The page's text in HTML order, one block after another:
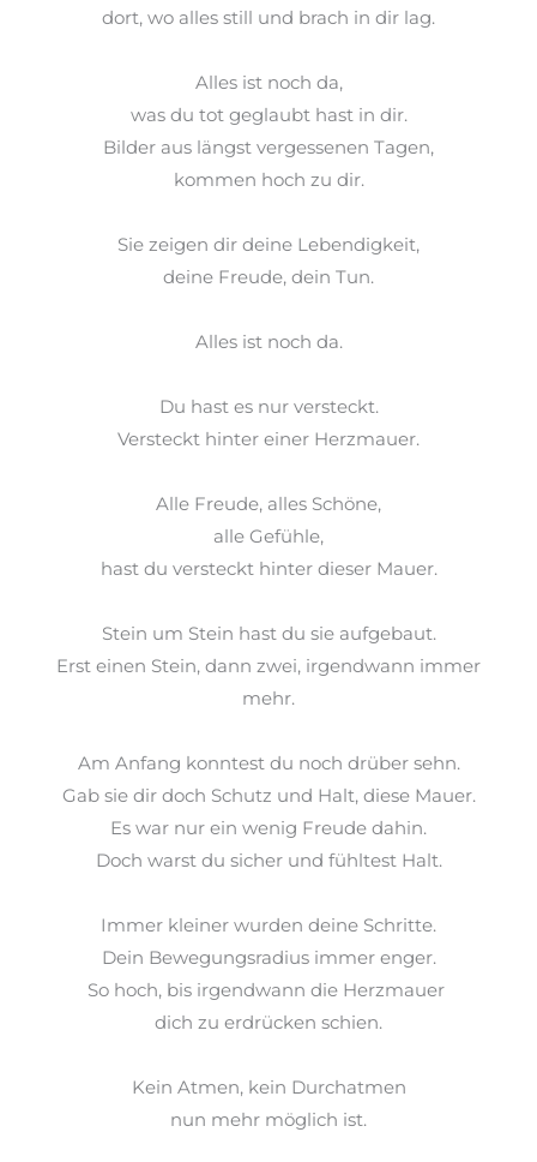
dort, wo alles still und brach in dir lag.
Alles ist noch da,
was du tot geglaubt hast in dir.
Bilder aus längst vergessenen Tagen,
kommen hoch zu dir.
Sie zeigen dir deine Lebendigkeit,
deine Freude, dein Tun.
Alles ist noch da.
Du hast es nur versteckt.
Versteckt hinter einer Herzmauer.
Alle Freude, alles Schöne,
alle Gefühle,
hast du versteckt hinter dieser Mauer.
Stein um Stein hast du sie aufgebaut.
Erst einen Stein, dann zwei, irgendwann immer
mehr.
Am Anfang konntest du noch drüber sehn.
Gab sie dir doch Schutz und Halt, diese Mauer.
Es war nur ein wenig Freude dahin.
Doch warst du sicherund fühltest Halt.
Immer kleiner wurden deine Schritte.
Dein Bewegungsradius immer enger.
So hoch, bis irgendwann die Herzmauer
dich zu erdrücken schien.
Kein Atmen, kein Durchatmen
nun mehr möglich ist.